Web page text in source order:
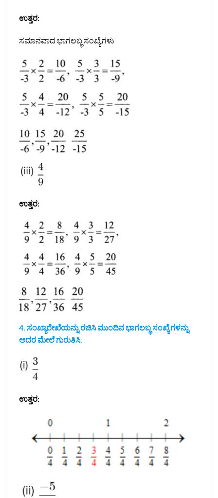
ಉತ್ತರ:
ಸಮಾನವಾದ ಭಾಗಲಬ್ಧ ಸಂಖ್ಯೆಗಳು
ಉತ್ತರ:
4. ಸಂಖ್ಯಾರೇಖೆಯನ್ನು ರಚಿಸಿ ಮುಂದಿನ ಭಾಗಲಬ್ಧ ಸಂಖ್ಯೆಗಳನ್ನು
ಅದರ ಮೇಲೆ ಗುರುತಿಸಿ.
ಉತ್ತರ: